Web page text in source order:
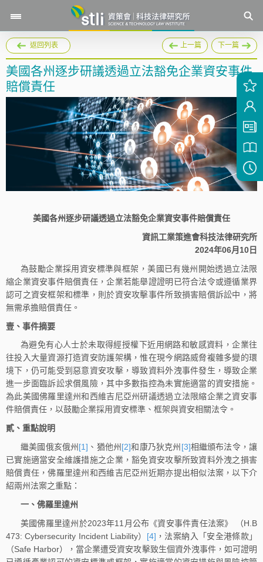
返回列表 上一篇 下一篇
美國各州逐步研議透過立法豁免企業資安事件
賠償責任
美國各州逐步研議透過立法豁免企業資安事件賠償責任
資訊工業策進會科技法律研究所
2024年06月10日
為鼓勵企業採用資安標準與框架，美國已有幾州開始透過立法限
縮企業資安事件賠償責任，企業若能舉證證明已符合法令或遵循業界
認可之資安框架和標準，則於資安攻擊事件所致損害賠償訴訟中，將
無需承擔賠償責任。
壹、事件摘要
為避免有心人士於未取得經授權下近用網路和敏感資料，企業往
往投入大量資源打造資安防護架構，惟在現今網路威脅複雜多變的環
境下，仍可能受到惡意資安攻擊，導致資料外洩事件發生，導致企業
進一步面臨訴訟求償風險，其中多數指控為未實施適當的資安措施。
為此美國佛羅里達州和西維吉尼亞州研議透過立法限縮企業之資安事
件賠償責任，以鼓勵企業採用資安標準、框架與資安相關法令。
貳、重點說明
繼美國俄亥俄州 [1] 、猶他州 [2]和康乃狄克州 [3]相繼頒布法令，讓
已實施適當安全維護措施之企業，豁免資安攻擊所致資料外洩之損害
賠償責任，佛羅里達州和西維吉尼亞州近期亦提出相似法案，以下介
紹兩州法案之重點：
一、佛羅里達州
美國佛羅里達州於2023年11月公布《資安事件責任法案》 （H.B
473: Cybersecurity Incident Liability） [4] ，法案納入「安全港條款」
（Safe Harbor），當企業遭受資安攻擊致生個資外洩事件，如可證明